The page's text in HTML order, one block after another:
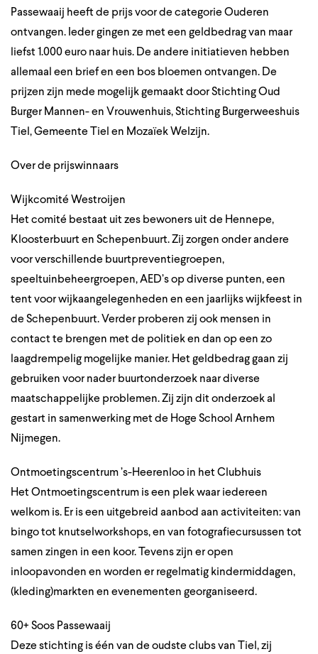
Passewaaij heeft de prijs voor de categorie Ouderen
ontvangen. Ieder gingen ze met een geldbedrag van maar
liefst 1.000 euro naar huis. De andere initiatieven hebben
allemaal een brief en een bos bloemen ontvangen. De
prijzen zijn mede mogelijk gemaakt door Stichting Oud
Burger Mannen- en Vrouwenhuis, Stichting Burgerweeshuis
Tiel, Gemeente Tiel en Mozaïek Welzijn.
Over de prijswinnaars
Wijkcomité Westroijen
Het comité bestaat uit zes bewoners uit de Hennepe,
Kloosterbuurt en Schepenbuurt. Zij zorgen onder andere
voor verschillende buurtpreventiegroepen,
speeltuinbeheergroepen, AED’s op diverse punten, een
tent voor wijkaangelegenheden en een jaarlijks wijkfeest in
de Schepenbuurt. Verder proberen zij ook mensen in
contact te brengen met de politiek en dan op een zo
laagdrempelig mogelijke manier. Het geldbedrag gaan zij
gebruiken voor nader buurtonderzoek naar diverse
maatschappelijke problemen. Zij zijn dit onderzoek al
gestart in samenwerking met de Hoge School Arnhem
Nijmegen.
Ontmoetingscentrum ’s-Heerenloo in het Clubhuis
Het Ontmoetingscentrum is een plek waar iedereen
welkom is. Er is een uitgebreid aanbod aan activiteiten: van
bingo tot knutselworkshops, en van fotografiecursussen tot
samen zingen in een koor. Tevens zijn er open
inloopavonden en worden er regelmatig kindermiddagen,
(kleding)markten en evenementen georganiseerd.
60+ Soos Passewaaij
Deze stichting is één van de oudste clubs van Tiel, zij